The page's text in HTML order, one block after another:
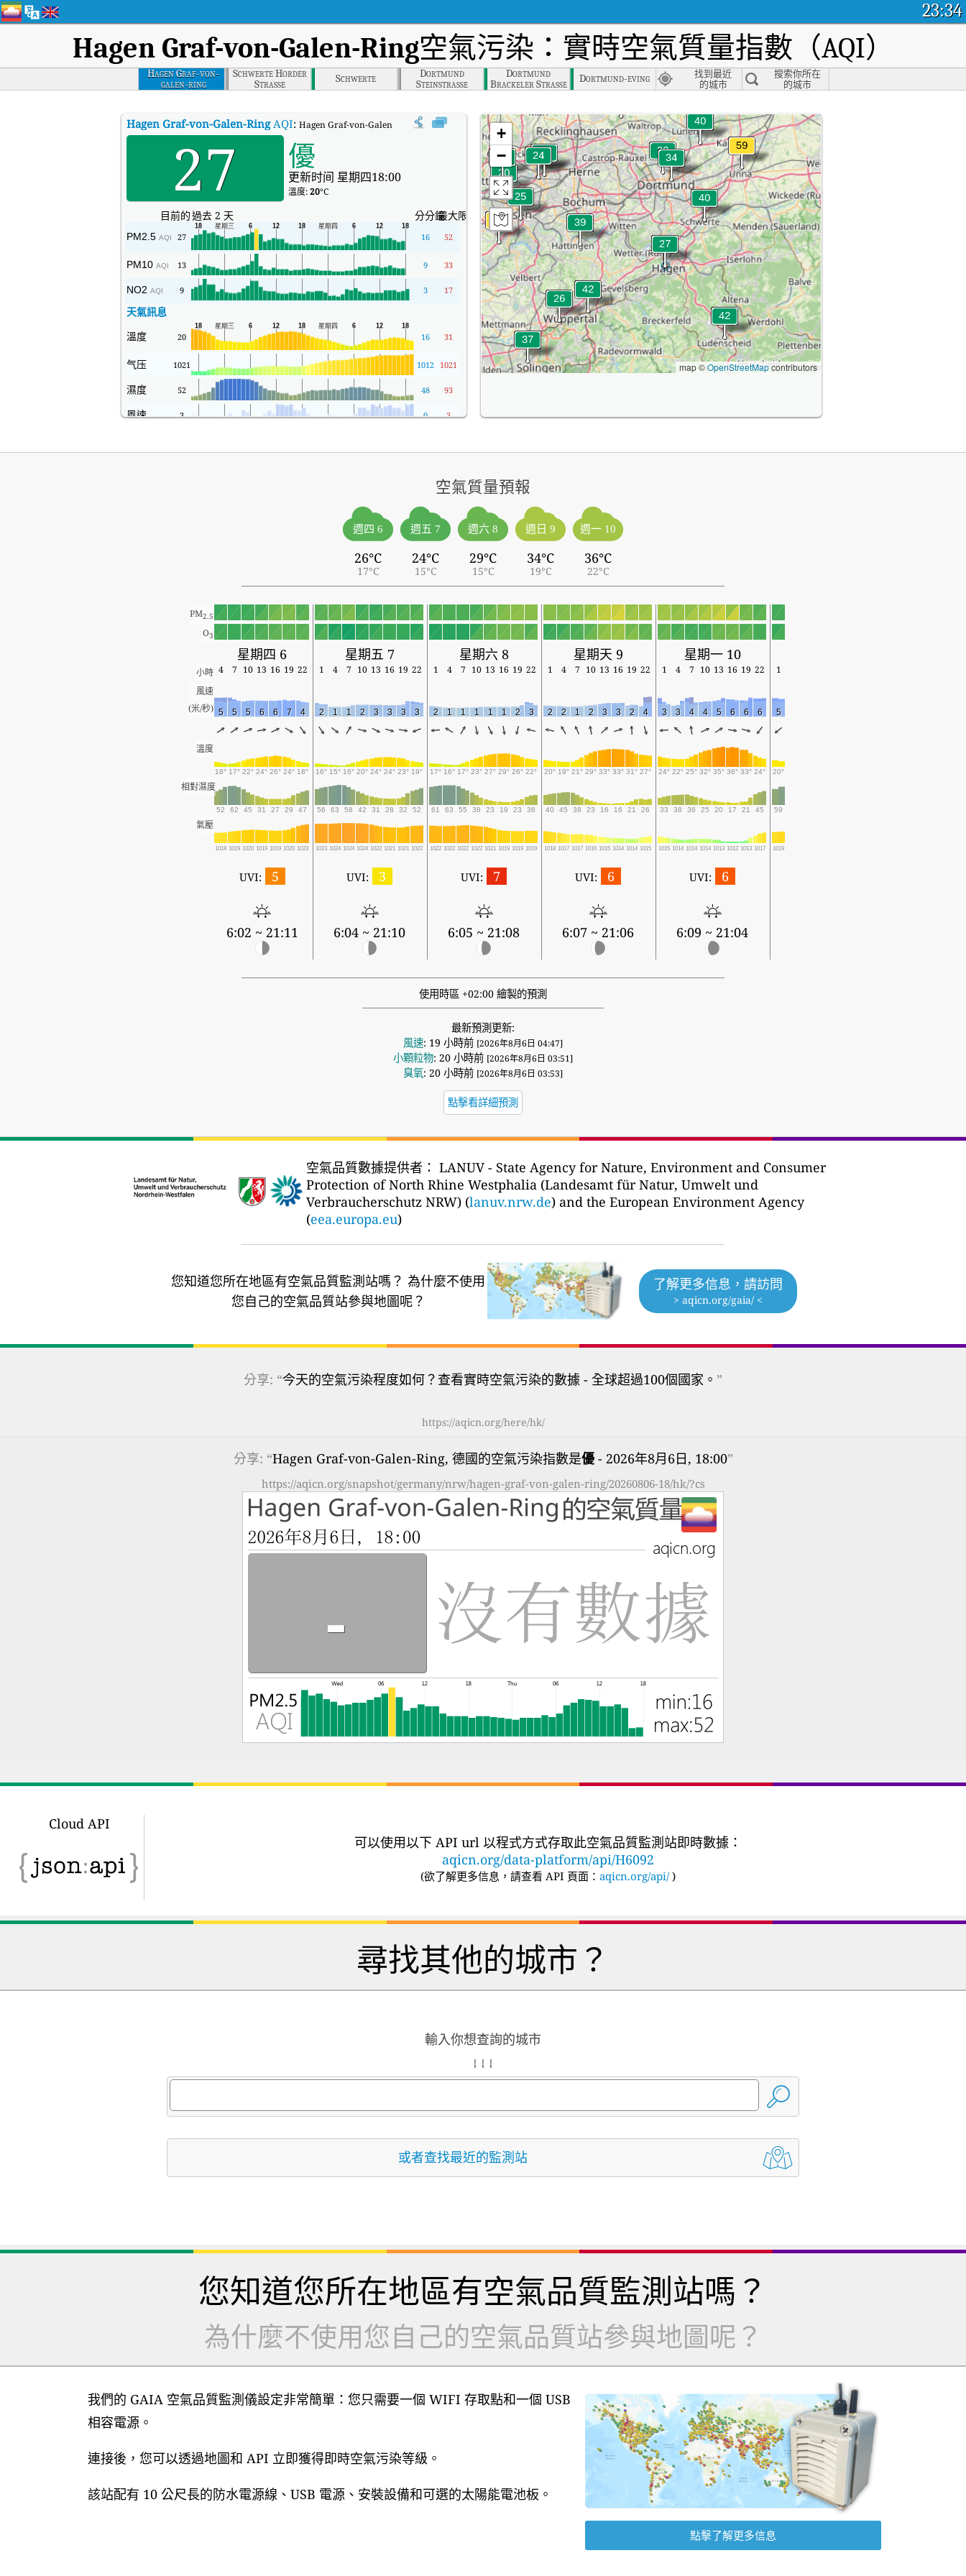
23:34
Hagen Graf-von-Galen-Ring空氣污染：實時空氣質量指數（AQI）
Hagen Graf-von-
galen-ring
Schwerte Horder
Strasse
Schwerte
Dortmund
Steinstrasse
Dortmund
Brackeler Strasse
Dortmund-eving
找到最近
的城市
搜索你所在
的城市
Hagen Graf-von-Galen-RingAQI: Hagen Graf-von-Galen-Ring實時空氣質量指數（AQI）。
27 優
更新时间 星期四18:00
溫度:20°C
目前的過去 2 天 分分鐘最大限度
PM2.5 AQI 27 16 52
PM10 AQI 13 9 33
NO2 AQI 9 3 17
天氣訊息
溫度 20 16 31
气压 1021 1012 1021
濕度 52 48 93
風速 3 0 3
+
−
map ©OpenStreetMapcontributors
空氣質量預報
週四 6
26°C
17°C
週五 7
24°C
15°C
週六 8
29°C
15°C
週日 9
34°C
19°C
週一 10
36°C
22°C
PM2.5
O3
星期四 6 星期五 7 星期六 8 星期天 9 星期一 10
小時 4 7 10 13 16 19 22 1 4 7 10 13 16 19 22 1 4 7 10 13 16 19 22 1 4 7 10 13 16 19 22 1 4 7 10 13 16 19 22
1
風速
(米/秒) 5 5 5 6 6 7 4 2 1 1 2 3 3 3 3 2 1 1 1 1 1 2 3 2 2 1 2 3 3 2 4 3 3 4 4 5 6 6 6 5
溫度
18° 17° 22° 24° 26° 24° 18° 16° 15° 16° 20° 24° 24° 23° 19° 17° 16° 17° 23° 27° 29° 26° 22° 20° 19° 21° 29° 33° 33° 31° 27° 24° 22° 25° 32° 35° 36° 33° 24° 20°
相對濕度
52 62 45 31 27 29 47 56 63 58 42 31 28 32 52 61 63 55 38 23 19 23 36 40 45 38 23 16 16 21 26 33 38 36 25 20 17 21 45 59
氣壓
1018 1019 1020 1019 1019 1020 1023 1023 1024 1024 1024 1022 1021 1021 1022 1022 1022 1022 1022 1021 1019 1019 1019 1018 1017 1017 1016 1015 1014 1014 1015 1015 1014 1014 1014 1013 1012 1013 1017 1019
UVI: 5
6:02 ~ 21:11
UVI: 3
6:04 ~ 21:10
UVI: 7
6:05 ~ 21:08
UVI: 6
6:07 ~ 21:06
UVI: 6
6:09 ~ 21:04
使用時區 +02:00 繪製的預測
最新預測更新:
風速: 19 小時前 [2026年8月6日 04:47]
小顆粒物: 20 小時前 [2026年8月6日 03:51]
臭氧: 20 小時前 [2026年8月6日 03:53]
點擊看詳細預測
空氣品質數據提供者： LANUV - State Agency for Nature, Environment and Consumer
Protection of North Rhine Westphalia (Landesamt für Natur, Umwelt und
Verbraucherschutz NRW) (lanuv.nrw.de) and the European Environment Agency
(eea.europa.eu)
您知道您所在地區有空氣品質監測站嗎？ 為什麼不使用
您自己的空氣品質站參與地圖呢？
了解更多信息，請訪問
> aqicn.org/gaia/ <
分享: “今天的空氣污染程度如何？查看實時空氣污染的數據 - 全球超過100個國家。 ”
https://aqicn.org/here/hk/
分享: “Hagen Graf-von-Galen-Ring, 德國的空氣污染指數是優- 2026年8月6日, 18:00”
https://aqicn.org/snapshot/germany/nrw/hagen-graf-von-galen-ring/20260806-18/hk/?cs
Cloud API
可以使用以下 API url 以程式方式存取此空氣品質監測站即時數據：
aqicn.org/data-platform/api/H6092
(欲了解更多信息，請查看 API 頁面： aqicn.org/api/ )
尋找其他的城市？
輸入你想查詢的城市
↓ ↓ ↓
或者查找最近的監測站
您知道您所在地區有空氣品質監測站嗎？
為什麼不使用您自己的空氣品質站參與地圖呢？
我們的 GAIA 空氣品質監測儀設定非常簡單：您只需要一個 WIFI 存取點和一個 USB
相容電源。
連接後，您可以透過地圖和 API 立即獲得即時空氣污染等級。
該站配有 10 公尺長的防水電源線、USB 電源、安裝設備和可選的太陽能電池板。
點擊了解更多信息